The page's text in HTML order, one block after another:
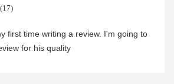
first time writing a review. I'm going to
for his quality